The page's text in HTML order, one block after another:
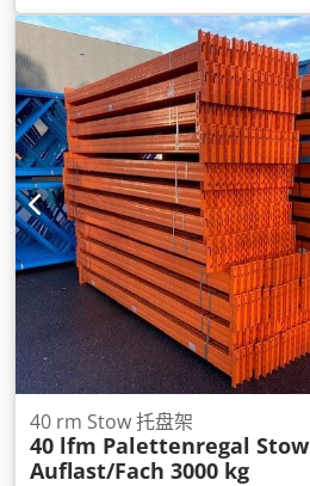
40 rm Stow 托盘架
40 lfm Palettenregal Stow
Auflast/Fach 3000 kg